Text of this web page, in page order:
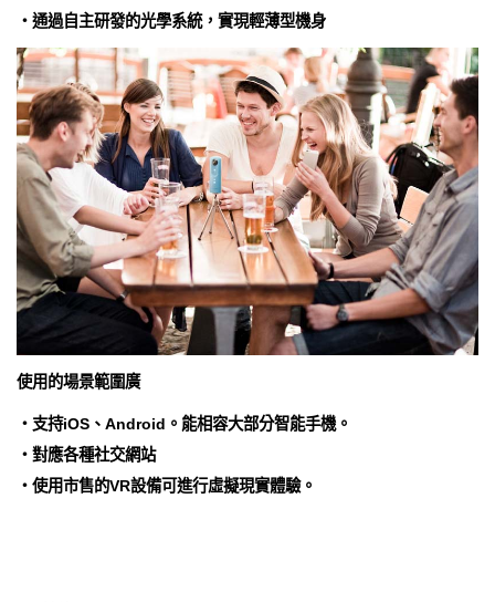
・通過自主研發的光學系統，實現輕薄型機身
使用的場景範圍廣
・支持iOS、Android。能相容大部分智能手機。
・對應各種社交網站
・使用市售的VR設備可進行虛擬現實體驗。